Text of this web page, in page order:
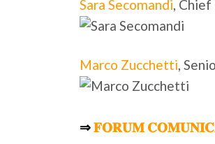
Sara Secomandi,
Marco Zucchetti,
⇒ 𝐅𝐎𝐑𝐔𝐌